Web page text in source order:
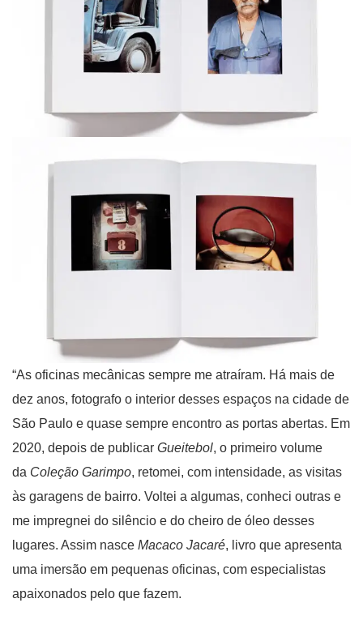
“As oficinas mecânicas sempre me atraíram. Há mais de
dez anos, fotografo o interior desses espaços na cidade de
São Paulo e quase sempre encontro as portas abertas. Em
2020, depois de publicar Gueitebol, o primeiro volume
da Coleção Garimpo, retomei, com intensidade, as visitas
às garagens de bairro. Voltei a algumas, conheci outras e
me impregnei do silêncio e do cheiro de óleo desses
lugares. Assim nasce Macaco Jacaré, livro que apresenta
uma imersão em pequenas oficinas, com especialistas
apaixonados pelo que fazem.